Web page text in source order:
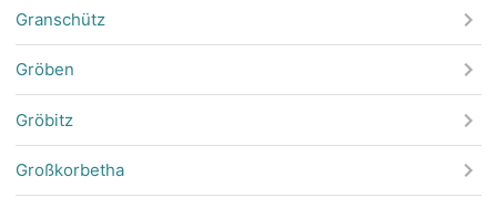
Granschütz
Gröben
Gröbitz
Großkorbetha